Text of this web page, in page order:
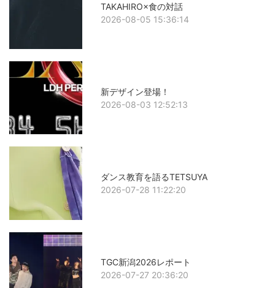
TAKAHIRO×食の対話
2026-08-05 15:36:14
新デザイン登場！
2026-08-03 12:52:13
ダンス教育を語るTETSUYA
2026-07-28 11:22:20
TGC新潟2026レポート
2026-07-27 20:36:20